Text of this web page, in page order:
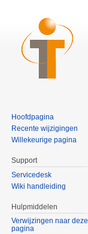
Hoofdpagina
Recente wijzigingen
Willekeurige pagina
Support
Servicedesk
Wiki handleiding
Hulpmiddelen
Verwijzingen naar deze
pagina